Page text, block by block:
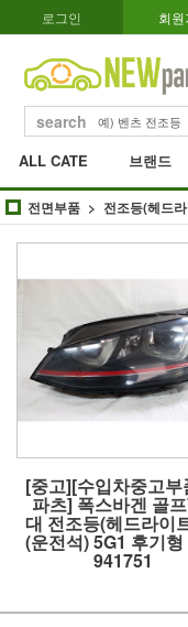
로그인 회원
search
ALL CATE 브랜드
전면부품 전조등(헤드
[중고][수입차중고부
파츠] 폭스바겐 골
대 전조등(헤드라이
(운전석) 5G1 후기형
941751